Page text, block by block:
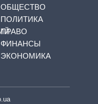
ОБЩЕСТВО
ПОЛИТИКА
ПРАВО
ФИНАНСЫ
ЭКОНОМИКА